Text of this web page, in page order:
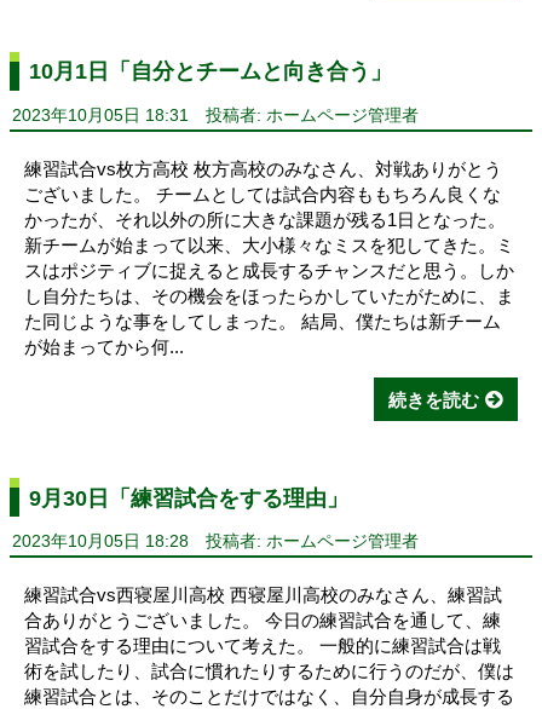
10月1日「自分とチームと向き合う」
2023年10月05日 18:31 投稿者: ホームページ管理者
練習試合vs枚方高校 枚方高校のみなさん、対戦ありがとう
ございました。 チームとしては試合内容ももちろん良くな
かったが、それ以外の所に大きな課題が残る1日となった。
新チームが始まって以来、大小様々なミスを犯してきた。ミ
スはポジティブに捉えると成長するチャンスだと思う。しか
し自分たちは、その機会をほったらかしていたがために、ま
た同じような事をしてしまった。 結局、僕たちは新チーム
が始まってから何...
続きを読む
9月30日「練習試合をする理由」
2023年10月05日 18:28 投稿者: ホームページ管理者
練習試合vs西寝屋川高校 西寝屋川高校のみなさん、練習試
合ありがとうございました。 今日の練習試合を通して、練
習試合をする理由について考えた。 一般的に練習試合は戦
術を試したり、試合に慣れたりするために行うのだが、僕は
練習試合とは、そのことだけではなく、自分自身が成長する